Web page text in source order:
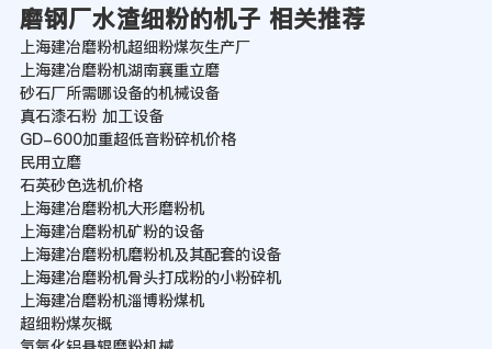
磨钢厂水渣细粉的机子 相关推荐
上海建冶磨粉机超细粉煤灰生产厂
上海建冶磨粉机湖南襄重立磨
砂石厂所需哪设备的机械设备
真石漆石粉 加工设备
GD-600加重超低音粉碎机价格
民用立磨
石英砂色选机价格
上海建冶磨粉机大形磨粉机
上海建冶磨粉机矿粉的设备
上海建冶磨粉机磨粉机及其配套的设备
上海建冶磨粉机骨头打成粉的小粉碎机
上海建冶磨粉机淄博粉煤机
超细粉煤灰概